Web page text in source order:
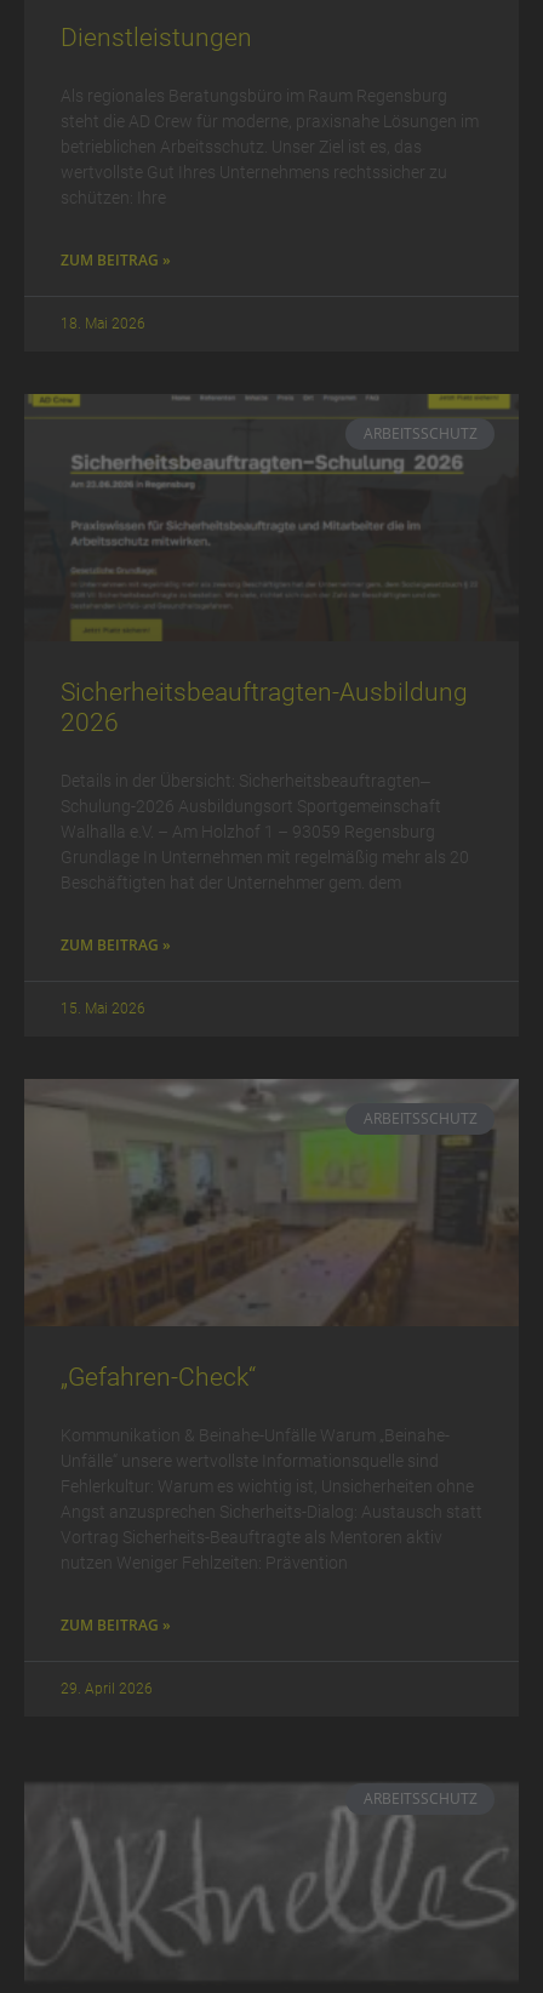
Dienstleistungen
Als regionales Beratungsbüro im Raum Regensburg
steht die AD Crew für moderne, praxisnahe Lösungen im
betrieblichen Arbeitsschutz. Unser Ziel ist es, das
wertvollste Gut Ihres Unternehmens rechtssicher zu
schützen: Ihre
ZUM BEITRAG »
18. Mai 2026
ARBEITSSCHUTZ
Sicherheits­be­auftrag­ten-Ausbildung
2026
Details in der Übersicht: Sicherheits­beauf­tragten‒
Schulung-2026 Ausbildungsort Sportgemeinschaft
Walhalla e.V. – Am Holzhof 1 – 93059 Regensburg
Grundlage In Unternehmen mit regelmäßig mehr als 20
Beschäftigten hat der Unternehmer gem. dem
ZUM BEITRAG »
15. Mai 2026
ARBEITSSCHUTZ
„Gefahren-Check“
Kommunikation & Beinahe-Unfälle Warum „Beinahe-
Unfälle“ unsere wertvollste Informationsquelle sind
Fehlerkultur: Warum es wichtig ist, Unsicherheiten ohne
Angst anzusprechen Sicherheits-Dialog: Austausch statt
Vortrag Sicherheits-Beauftragte als Mentoren aktiv
nutzen Weniger Fehlzeiten: Prävention
ZUM BEITRAG »
29. April 2026
ARBEITSSCHUTZ